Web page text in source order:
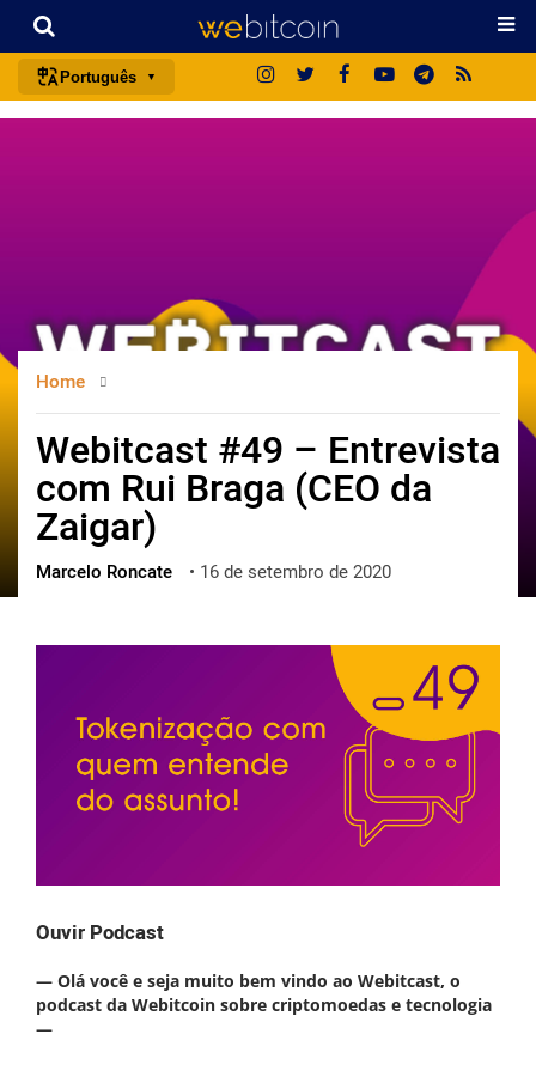
Português
日本語
中文
한국어
ไทย
ქართული
vietnamese
Home
Webitcast #49 – Entrevista
com Rui Braga (CEO da
Zaigar)
Marcelo Roncate • 16 de setembro de 2020
Ouvir Podcast
— Olá você e seja muito bem vindo ao Webitcast, o
podcast da Webitcoin sobre criptomoedas e tecnologia
—